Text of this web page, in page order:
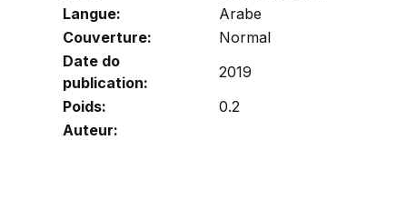
Langue:
Arabe
Couverture:
Normal
Date do
publication:
2019
Poids:
0.2
Auteur: